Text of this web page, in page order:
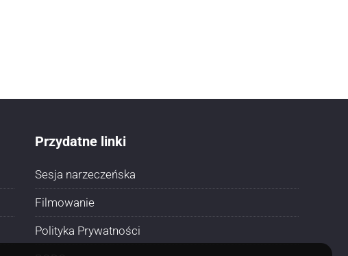
Przydatne linki
Sesja narzeczeńska
Filmowanie
Polityka Prywatności